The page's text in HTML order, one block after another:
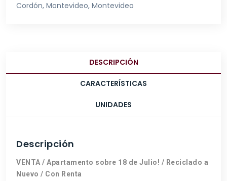
Cordón, Montevideo, Montevideo
DESCRIPCIÓN
CARACTERÍSTICAS
UNIDADES
Descripción
VENTA / Apartamento sobre 18 de Julio! / Reciclado a
Nuevo / Con Renta